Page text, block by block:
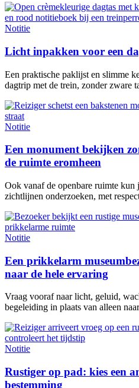
Notitie
Licht inpakken voor een
Een praktische paklijst en slimme
dagtrip met de trein, zonder zware
Notitie
Een monument bekijken
de ruimte eromheen
Ook vanaf de openbare ruimte kun
zichtlijnen onderzoeken, met
Notitie
Een prikkelarm
naar de hele ervaring
Vraag vooraf naar licht, geluid,
begeleiding in plaats van alleen
Notitie
Rustiger op pad: kies een
bestemming